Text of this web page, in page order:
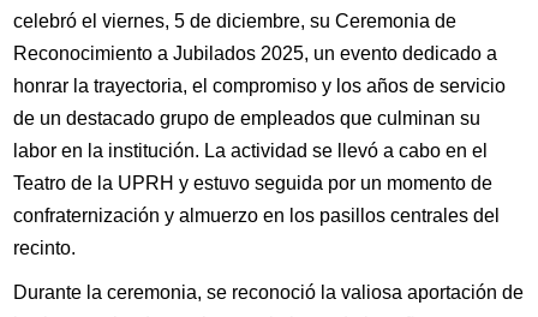
celebró el viernes, 5 de diciembre, su Ceremonia de
Reconocimiento a Jubilados 2025, un evento dedicado a
honrar la trayectoria, el compromiso y los años de servicio
de un destacado grupo de empleados que culminan su
labor en la institución. La actividad se llevó a cabo en el
Teatro de la UPRH y estuvo seguida por un momento de
confraternización y almuerzo en los pasillos centrales del
recinto.
Durante la ceremonia, se reconoció la valiosa aportación de